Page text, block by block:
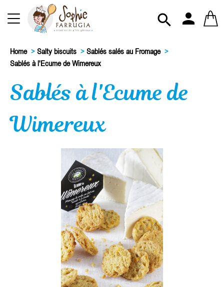
 person
Home > Salty biscuits > Sablés salés au Fromage >
Sablés à l'Ecume de Wimereux
Sablés à l'Ecume de
Wimereux